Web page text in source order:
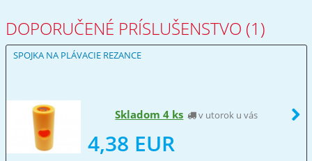
DOPORUČENÉ PRÍSLUŠENSTVO (1)
SPOJKA NA PLÁVACIE REZANCE
Skladom 4 ks v utorok u vás
4,38 EUR